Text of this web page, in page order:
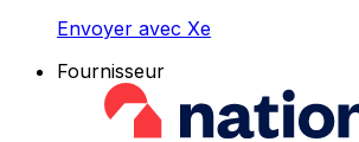
Envoyer avec Xe
Fournisseur